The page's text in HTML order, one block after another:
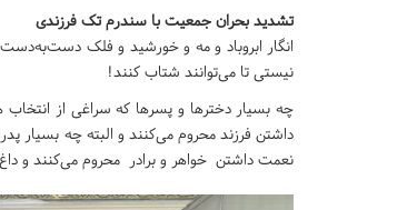
تشدید بحران جمعیت با سندرم تک فرزندی
انگار ابروباد و مه و خورشید و فلک
نیستی تا می‌توانند شتاب کنند!
چه بسیار دخترها و پسرها که سراغی از
داشتن فرزند محروم می‌کنند و البته چه بسیار
نعمت داشتن خواهر و برادر محروم می‌کنند و